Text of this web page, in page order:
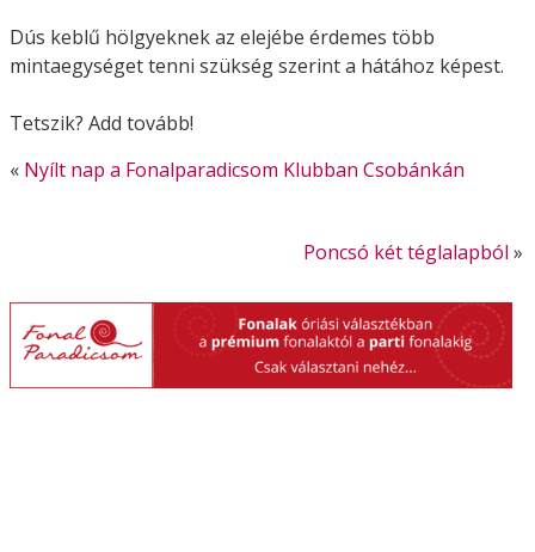
Dús keblű hölgyeknek az elejébe érdemes több
mintaegységet tenni szükség szerint a hátához képest.
Tetszik? Add tovább!
« Nyílt nap a Fonalparadicsom Klubban Csobánkán
Poncsó két téglalapból »